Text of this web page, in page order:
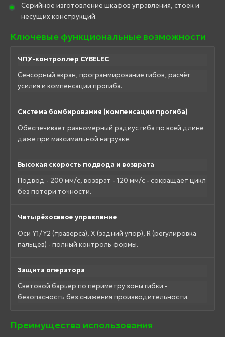
Серийное изготовление шкафов управления, стоек и
несущих конструкций.
Ключевые функциональные возможности
ЧПУ-контроллер CYBELEC
Сенсорный экран, программирование гибов, расчёт
усилия и компенсации прогиба.
Система бомбирования (компенсации прогиба)
Обеспечивает равномерный радиус гиба по всей длине
даже при максимальной нагрузке.
Высокая скорость подвода и возврата
Подвод - 200 мм/с, возврат - 120 мм/с - сокращает цикл
без потери точности.
Четырёхосевое управление
Оси Y1/Y2 (траверса), X (задний упор), R (регулировка
пальцев) - полный контроль формы.
Защита оператора
Световой барьер по периметру зоны гибки -
безопасность без снижения производительности.
Преимущества использования